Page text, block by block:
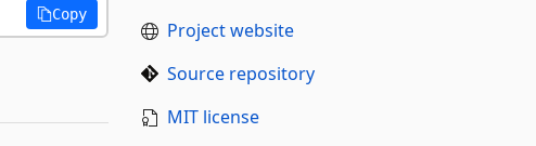
Copy
Project website
Source repository
MIT license